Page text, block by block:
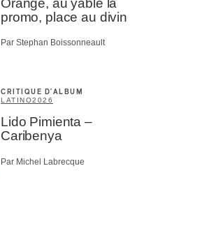
promo, place au divin
Par Stephan Boissonneault
CRITIQUE D'ALBUM
LATINO2026
Lido Pimienta –
Caribenya
Par Michel Labrecque